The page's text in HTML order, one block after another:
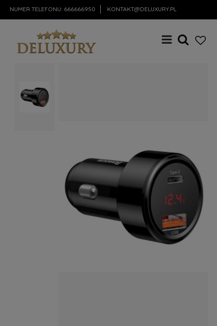
NUMER TELEFONU: 666666950 KONTAKT@DELUXURY.PL